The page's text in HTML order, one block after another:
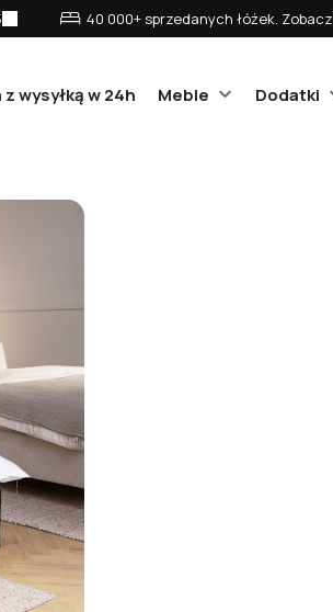
40 000+ sprzedanych łóżek. Zobacz
z wysyłką w 24h Meble Dodatki